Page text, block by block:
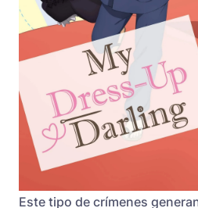
Este tipo de crímenes